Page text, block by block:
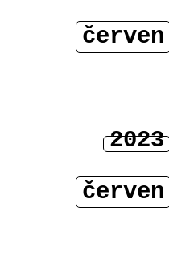
červen
2023
červen